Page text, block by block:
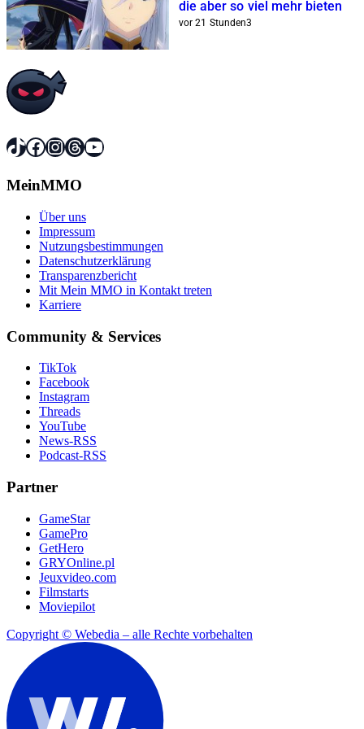
die aber so viel mehr bieten
vor 21 Stunden3
TikTok
Facebook
Instagram
Threads
YouTube
MeinMMO
Über uns
Impressum
Nutzungsbestimmungen
Datenschutzerklärung
Transparenzbericht
Mit Mein MMO in Kontakt treten
Karriere
Community & Services
TikTok
Facebook
Instagram
Threads
YouTube
News-RSS
Podcast-RSS
Partner
GameStar
GamePro
GetHero
GRYOnline.pl
Jeuxvideo.com
Filmstarts
Moviepilot
Copyright © Webedia – alle Rechte vorbehalten